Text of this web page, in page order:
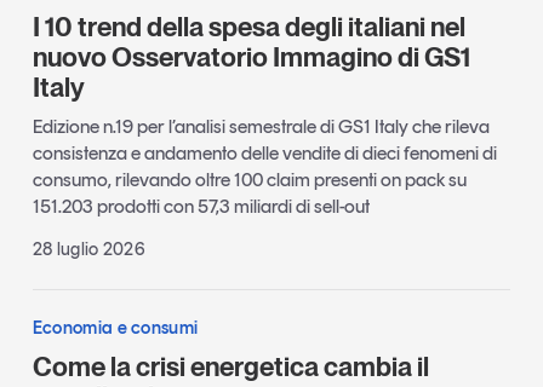
I 10 trend della spesa degli italiani nel
nuovo Osservatorio Immagino di GS1
Italy
Edizione n.19 per l’analisi semestrale di GS1 Italy che rileva
consistenza e andamento delle vendite di dieci fenomeni di
consumo, rilevando oltre 100 claim presenti on pack su
151.203 prodotti con 57,3 miliardi di sell-out
28 luglio 2026
Economia e consumi
Come la crisi energetica cambia il